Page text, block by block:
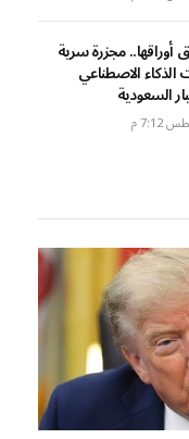
أوراقها.. مجزرة سرية
الذكاء الاصطناعي
السعودية